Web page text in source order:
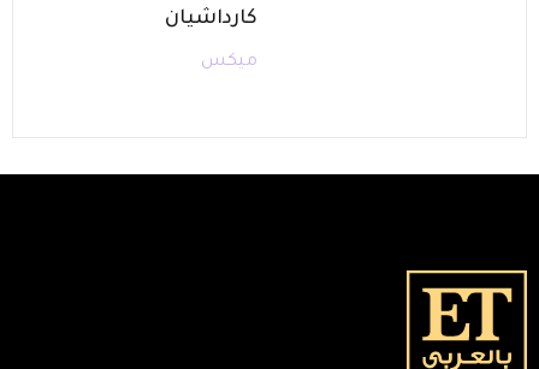
كارداشيان
ميكس